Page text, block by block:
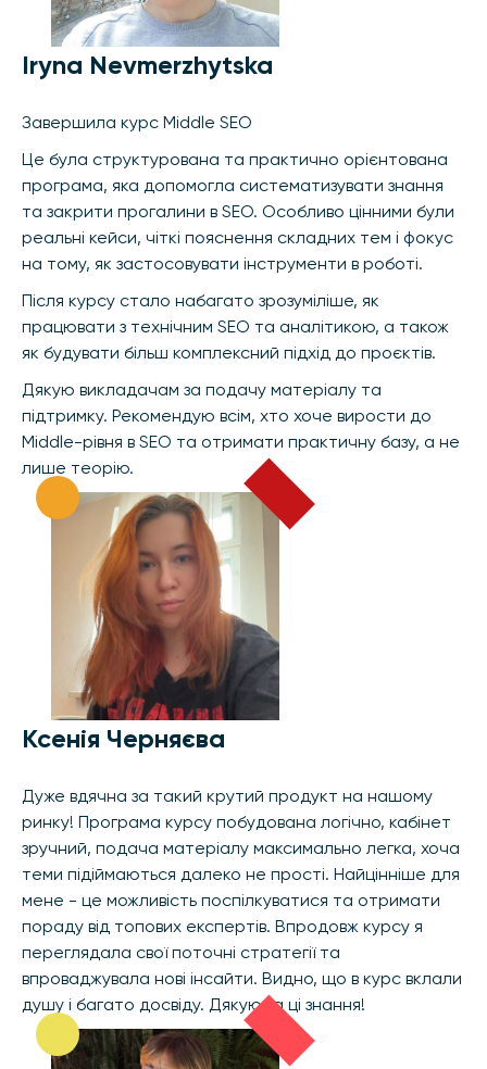
Iryna Nevmerzhytska
Завершила курс Middle SEO
Це була структурована та практично орієнтована
програма, яка допомогла систематизувати знання
та закрити прогалини в SEO. Особливо цінними були
реальні кейси, чіткі пояснення складних тем і фокус
на тому, як застосовувати інструменти в роботі.
Після курсу стало набагато зрозуміліше, як
працювати з технічним SEO та аналітикою, а також
як будувати більш комплексний підхід до проєктів.
Дякую викладачам за подачу матеріалу та
підтримку. Рекомендую всім, хто хоче вирости до
Middle-рівня в SEO та отримати практичну базу, а не
лише теорію.
Ксенія Черняєва
Дуже вдячна за такий крутий продукт на нашому
ринку! Програма курсу побудована логічно, кабінет
зручний, подача матеріалу максимально легка, хоча
теми підіймаються далеко не прості. Найцінніше для
мене - це можливість поспілкуватися та отримати
пораду від топових експертів. Впродовж курсу я
переглядала свої поточні стратегії та
впроваджувала нові інсайти. Видно, що в курс вклали
душу і багато досвіду. Дякую за ці знання!